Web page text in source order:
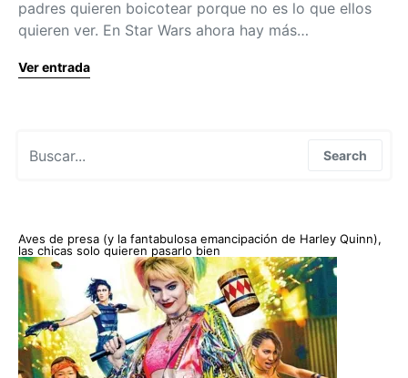
padres quieren boicotear porque no es lo que ellos
quieren ver. En Star Wars ahora hay más…
Ver entrada
Search
Aves de presa (y la fantabulosa emancipación de Harley Quinn),
las chicas solo quieren pasarlo bien